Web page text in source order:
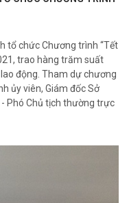
tổ chức Chương trình “Tết
trao hàng trăm suất
động. Tham dự chương
ủy viên, Giám đốc Sở
Phó Chủ tịch thường trực